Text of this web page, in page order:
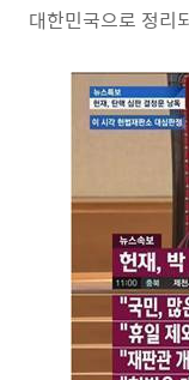
대한민국으로 정리